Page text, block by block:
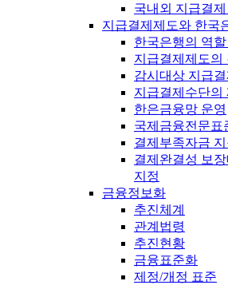
국내외 지급결
지급결제제도와 한국
한국은행의 역할
지급결제제도의
감시대상 지급
지급결제수단의
한은금융망 운영
국제금융전문표
결제부족자금 지
결제완결성 보
지정
금융정보화
추진체계
관계법령
추진현황
금융표준화
제정/개정 표준